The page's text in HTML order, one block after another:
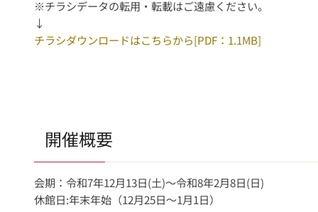
※チラシデータの転用・転載はご遠慮ください。
↓
チラシダウンロードはこちらから[PDF：1.1MB]
開催概要
会期：令和7年12月13日(土)～令和8年2月8日(日)
休館日:年末年始（12月25日〜1月1日）